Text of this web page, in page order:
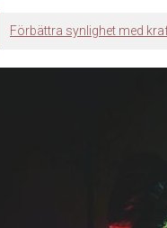
Fjällkänsla och ski in ski